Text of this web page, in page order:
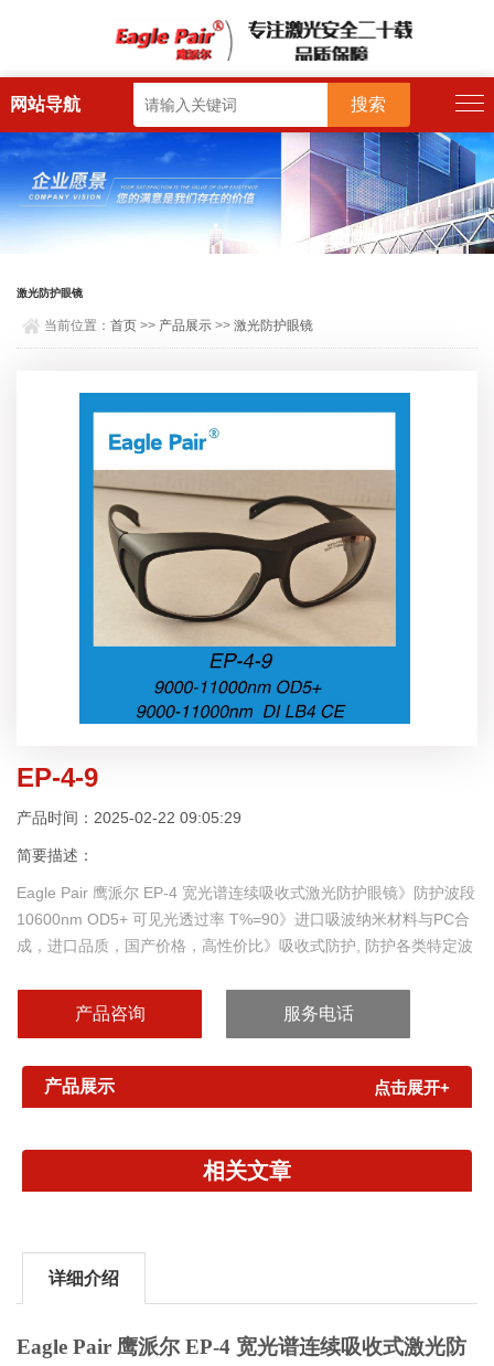
网站导航
激光防护眼镜
当前位置：首页 >> 产品展示 >>激光防护眼镜
EP-4-9
产品时间：2025-02-22 09:05:29
简要描述：
Eagle Pair 鹰派尔 EP-4 宽光谱连续吸收式激光防护眼镜》防护波段
10600nm OD5+ 可见光透过率 T%=90》进口吸波纳米材料与PC合
成，进口品质，国产价格，高性价比》吸收式防护, 防护各类特定波
影响防护...
产品咨询 服务电话
产品展示 点击展开+
相关文章
详细介绍
Eagle Pair 鹰派尔 EP-4 宽光谱连续吸收式激光防